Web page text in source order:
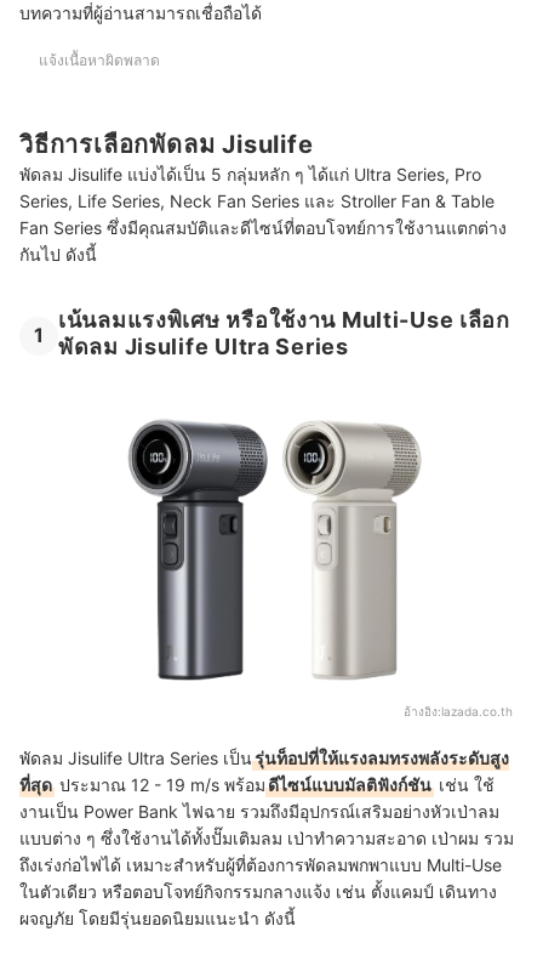
บทความที่ผู้อ่านสามารถเชื่อถือได้
แจ้งเนื้อหาผิดพลาด
วิธีการเลือกพัดลม Jisulife
พัดลม Jisulife แบ่งได้เป็น 5 กลุ่มหลัก ๆ ได้แก่ Ultra Series, Pro
Series, Life Series, Neck Fan Series และ Stroller Fan & Table
Fan Series ซึ่งมีคุณสมบัติและดีไซน์ที่ตอบโจทย์การใช้งานแตกต่าง
กันไป ดังนี้
1
เน้นลมแรงพิเศษ หรือใช้งาน Multi-Use เลือก
พัดลม Jisulife Ultra Series
อ้างอิง:lazada.co.th
พัดลม Jisulife Ultra Series เป็นรุ่นท็อปที่ให้แรงลมทรงพลังระดับสูง
ที่สุด ประมาณ 12 - 19 m/s พร้อมดีไซน์แบบมัลติฟังก์ชัน เช่น ใช้
งานเป็น Power Bank ไฟฉาย รวมถึงมีอุปกรณ์เสริมอย่างหัวเป่าลม
แบบต่าง ๆ ซึ่งใช้งานได้ทั้งปั๊มเติมลม เป่าทำความสะอาด เป่าผม รวม
ถึงเร่งก่อไฟได้ เหมาะสำหรับผู้ที่ต้องการพัดลมพกพาแบบ Multi-Use
ในตัวเดียว หรือตอบโจทย์กิจกรรมกลางแจ้ง เช่น ตั้งแคมป์ เดินทาง
ผจญภัย โดยมีรุ่นยอดนิยมแนะนำ ดังนี้